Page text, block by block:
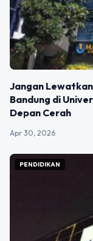
Jangan
Bandung di
Depan Cerah
Apr 30, 2026
PENDIDIKAN